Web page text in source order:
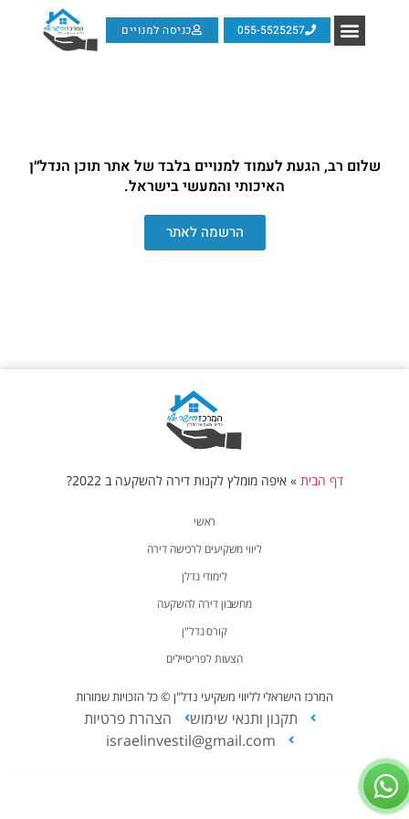
055-5525257 כניסה למנויים
שלום רב, הגעת לעמוד למנויים בלבד של אתר תוכן הנדל״ן
האיכותי והמעשי בישראל.
הרשמה לאתר
המרכז הישראלי לליווי משקיעי נדל"ן © כל הזכויות שמורות
תקנון ותנאי שימוש
הצהרת פרטיות
israelinvestil@gmail.com
ראשי
ליווי משקיעים לרכישה דירה
לימודי נדלן
מחשבון דירה להשקעה
קורס נדל"ן
הצעות לפריסיילים
דף הבית »איפה מומלץ לקנות דירה להשקעה ב 2022?